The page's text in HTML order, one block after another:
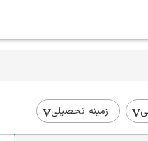
زمینه تحصیلیبرای جستجوی